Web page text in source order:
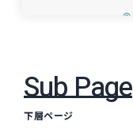
Sub Page
下層ページ